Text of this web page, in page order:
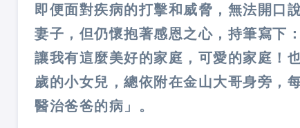
即便面對疾病的打擊和威脅，無法開口
妻子，但仍懷抱著感恩之心，持筆寫下
讓我有這麼美好的家庭，可愛的家庭！
歲的小女兒，總依附在金山大哥身旁，
醫治爸爸的病」。